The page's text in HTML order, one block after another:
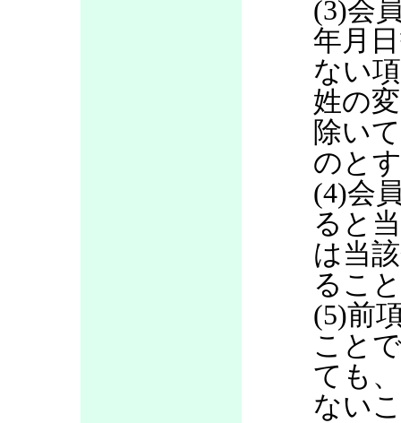
(3)会
年月
ない
姓の
除い
のと
(4)会
ると
は当
るこ
(5)前
こと
ても
ない